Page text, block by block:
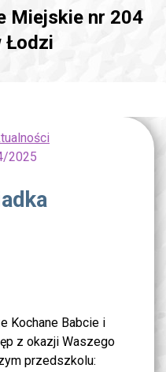
Miejskie nr 204
Łodzi
2025
Kochane Babcie i
z okazji Waszego
przedszkolu: